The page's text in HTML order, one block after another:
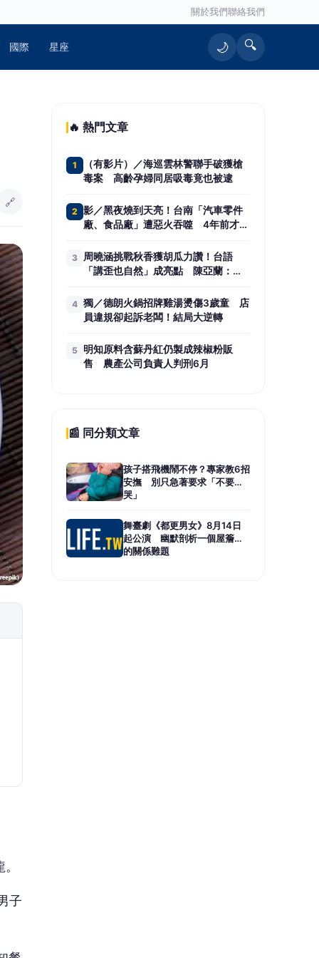
關於我們聯絡我們
國際 星座 🌙 🔍
🔗
子
🔥 熱門文章
1
（有影片）／海巡雲林警聯手破獲槍
毒案 高齡孕婦同居吸毒竟也被逮
2 影／黑夜燒到天亮！台南「汽車零件
廠、食品廠」遭惡火吞噬 4年前才燒
3 周曉涵挑戰秋香獲胡瓜力讚！台語
「講歪也自然」成亮點 陳亞蘭：她
4 獨／德朗火鍋招牌雞湯燙傷3歲童 店
員違規卻起訴老闆！結局大逆轉
5 明知原料含蘇丹紅仍製成辣椒粉販
售 農產公司負責人判刑6月
📰 同分類文章
孩子搭飛機鬧不停？專家教6招
安撫 別只急著要求「不要
哭」
舞臺劇《都更男女》8月14日
起公演 幽默剖析一個屋簷下
的關係難題